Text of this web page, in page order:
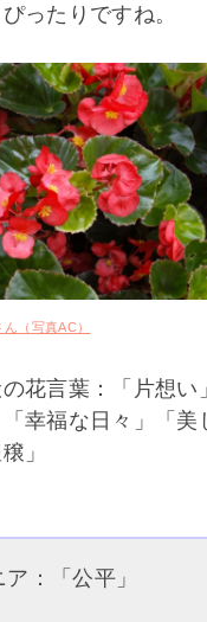
ったりですね。
（写真AC）
花言葉：「片想い
幸福な日々」「美
」
：「公平」